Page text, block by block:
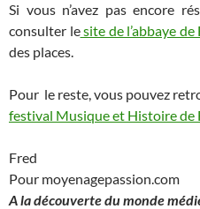
Si vous n’avez pas encore
consulter lesite de l’abbaye
des places.
Pour le reste, vous pouvez
festival Musique et Histoire de
Fred
Pour moyenagepassion.com
A la découverte du monde